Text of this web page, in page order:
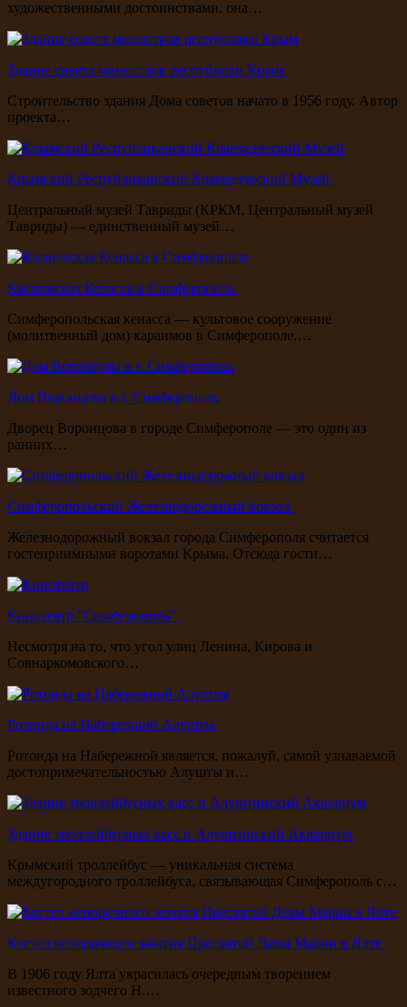
художественными достоинствами, она…
Здание совета министров республики Крым
Строительство здания Дома советов начато в 1956 году. Автор
проекта…
Крымский Республиканский Краеведческий Музей
Центральный музей Тавриды (КРКМ, Центральный музей
Тавриды) — единственный музей…
Караимская Кенасса в Симферополе
Симферопольская кенасса — культовое сооружение
(молитвенный дом) караимов в Симферополе,…
Дом Воронцова в г. Симферополь
Дворец Воронцова в городе Симферополе — это один из
ранних…
Симферопольский Железнодорожный вокзал
Железнодорожный вокзал города Симферополя считается
гостеприимными воротами Крыма. Отсюда гости…
Кинотеатр "Симферополь"
Несмотря на то, что угол улиц Ленина, Кирова и
Совнаркомовского…
Ротонда на Набережной Алушты
Ротонда на Набережной является, пожалуй, самой узнаваемой
достопримечательностью Алушты и…
Здание троллейбусных касс и Алуштинский Аквариум
Крымский троллейбус — уникальная система
междугородного троллейбуса, связывающая Симферополь с…
Костел непорочного зачатия Пресвятой Девы Марии в Ялте
В 1906 году Ялта украсилась очередным творением
известного зодчего Н.…